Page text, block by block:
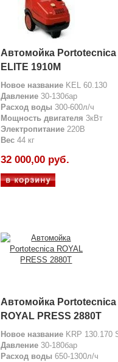
Автомойка Portotecnica
ELITE 1910M
Новое название KEL 60.130
Давление 30-130бар
Расход воды 300-600л/ч
Мощность двигателя 3кВт
Электропитание 220В
Вес 44 кг
32 000,00 руб.
Автомойка Portotecnica
ROYAL PRESS 2880T
Новое название KRP 130.170
Давление 30-180бар
Расход воды 650-1300л/ч